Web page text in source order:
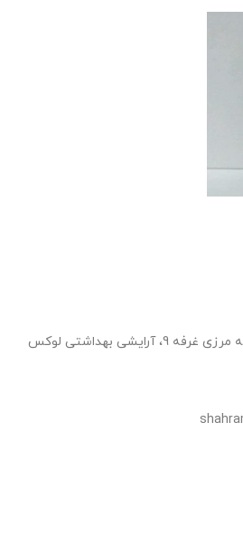
کرمانشاه، پاوه، نوسود بازارچه مرزی غرفه 9، آرایشی بهداشتی لوکس